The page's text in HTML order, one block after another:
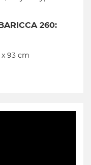
260:
x 93 cm